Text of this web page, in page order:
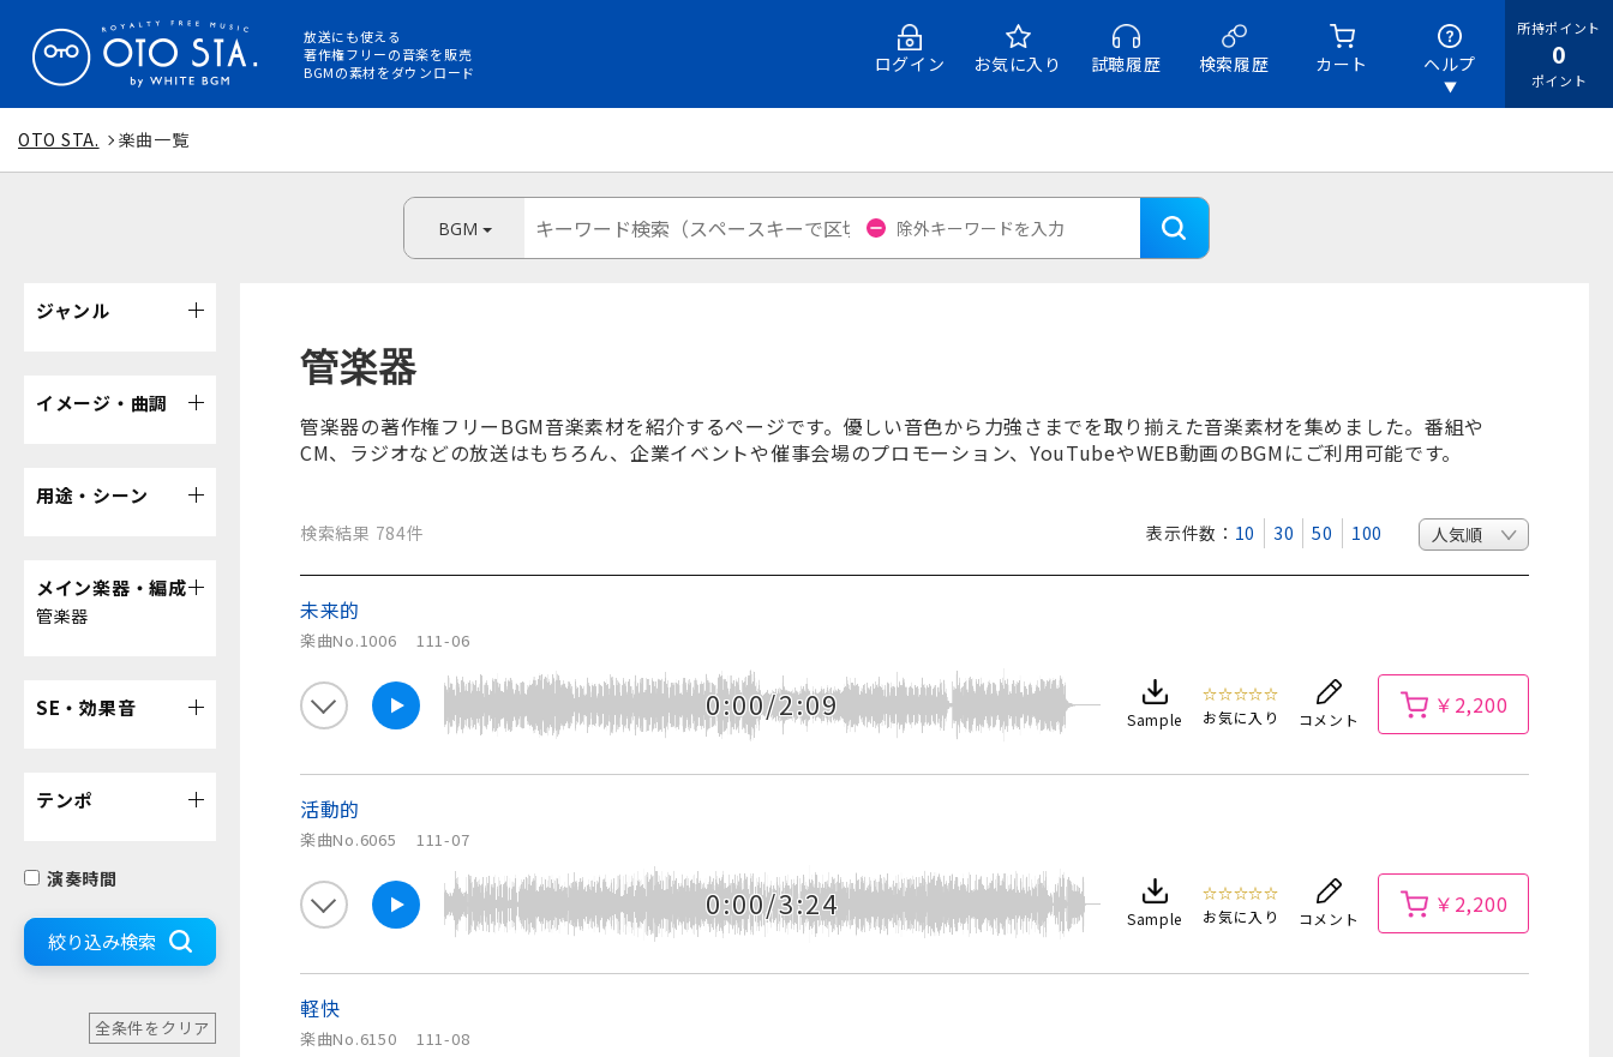
放送にも使える
著作権フリーの音楽を販売
BGMの素材をダウンロード
所持ポイント
0
ポイント
ログイン お気に入り 試聴履歴 検索履歴 カート ヘルプ
OTO STA. 楽曲一覧
BGM
管楽器
管楽器の著作権フリーBGM音楽素材を紹介するページです。優しい音色から力強さまでを取り揃えた音楽素材を集めました。番組や
CM、ラジオなどの放送はもちろん、企業イベントや催事会場のプロモーション、YouTubeやWEB動画のBGMにご利用可能です。
検索結果 784件 表示件数： 10 30 50 100
未来的
楽曲No.1006 111-06
0:00/2:09 Sample
☆☆☆☆☆
お気に入り
コメント
￥2,200
活動的
楽曲No.6065 111-07
0:00/3:24 Sample
☆☆☆☆☆
お気に入り
コメント
￥2,200
軽快
楽曲No.6150 111-08
ジャンル
イメージ・曲調
用途・シーン
メイン楽器・編成
管楽器
SE・効果音
テンポ
演奏時間
絞り込み検索
全条件をクリア